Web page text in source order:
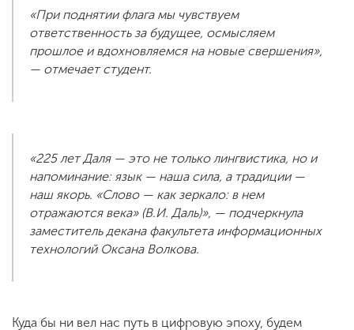
«При поднятии флага мы чувствуем
ответственность за будущее, осмысляем
прошлое и вдохновляемся на новые свершения»,
— отмечает студент.
«225 лет Даля — это не только лингвистика, но и
напоминание: язык — наша сила, а традиции —
наш якорь. «Слово — как зеркало: в нем
отражаются века» (В.И. Даль)», — подчеркнула
заместитель декана факультета информационных
технологий Оксана Волкова.
Куда бы ни вел нас путь в цифровую эпоху, будем